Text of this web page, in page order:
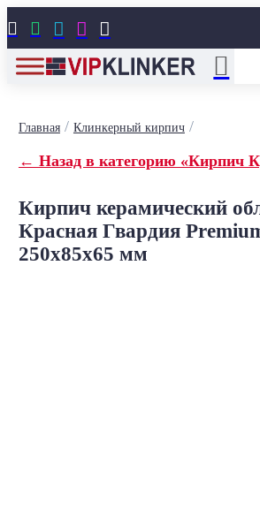
    
Главная/ Клинкерный кирпич/
← Назад в категорию «Кирпич
Кирпич керамический
Красная Гвардия
250x85x65 мм